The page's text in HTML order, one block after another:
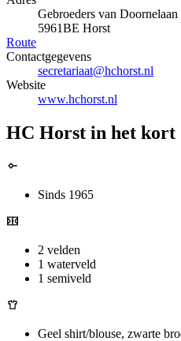
Gebroeders van Doornelaan
5961BE Horst
Route
Contactgegevens
secretariaat@hchorst.nl
Website
www.hchorst.nl
HC Horst in het kort
Sinds 1965
2 velden
1 waterveld
1 semiveld
Geel shirt/blouse, zwarte